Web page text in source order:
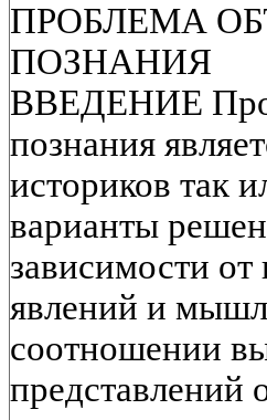
ПРОБЛЕМА
ПОЗНАНИЯ
ВВЕДЕНИЕ
познания
историков так
варианты
зависимости
явлений и
соотношении
представлений